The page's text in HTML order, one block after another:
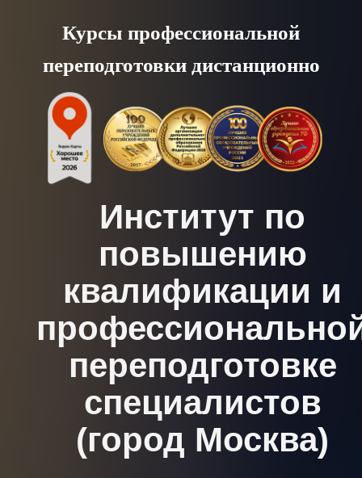
content
Курсы профессиональной
переподготовки дистанционно
Институт по
повышению
квалификации и
переподготовке
специалистов
(город Москва)